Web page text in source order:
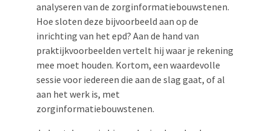
analyseren van de zorginformatiebouwstenen.
Hoe sloten deze bijvoorbeeld aan op de
inrichting van het epd? Aan de hand van
praktijkvoorbeelden vertelt hij waar je rekening
mee moet houden. Kortom, een waardevolle
sessie voor iedereen die aan de slag gaat, of al
aan het werk is, met
zorginformatiebouwstenen.